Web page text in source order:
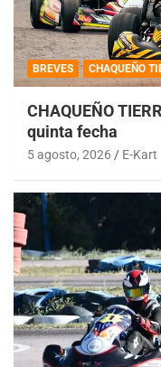
BREVES CHAQUEÑO
CHAQUEÑO
quinta fecha
5 agosto, 2026 E-Kart